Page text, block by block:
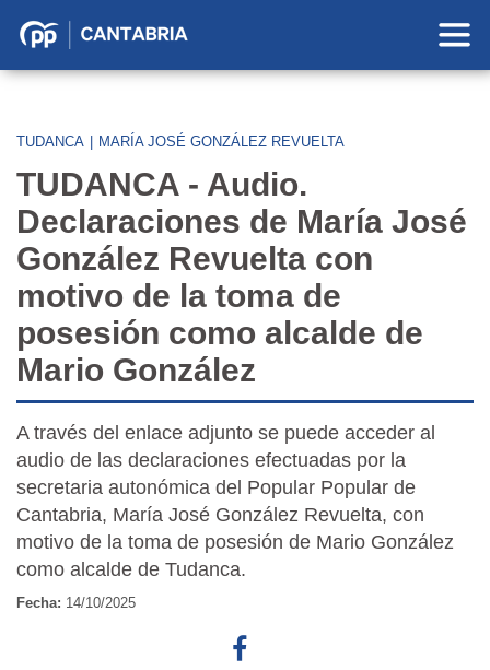
Partido
Cantabria
TUDANCA MARÍA JOSÉ GONZÁLEZ REVUELTA
TUDANCA - Audio.
Declaraciones de María José
González Revuelta con
motivo de la toma de
posesión como alcalde de
Mario González
A través del enlace adjunto se puede acceder al
audio de las declaraciones efectuadas por la
secretaria autonómica del Popular Popular de
Cantabria, María José González Revuelta, con
motivo de la toma de posesión de Mario González
como alcalde de Tudanca.
Fecha: 14/10/2025